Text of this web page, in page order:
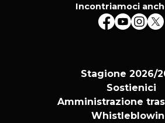
Incontriamoci
Stagione 2026/
Sostienici
Amministrazione